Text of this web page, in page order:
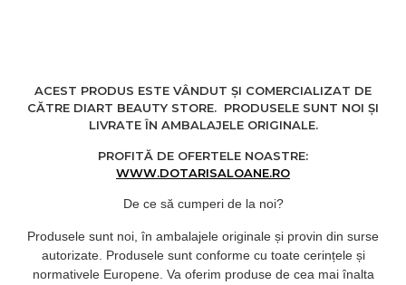
ACEST PRODUS ESTE VÂNDUT ȘI COMERCIALIZAT DE
CĂTRE DIART BEAUTY STORE. PRODUSELE SUNT NOI ȘI
LIVRATE ÎN AMBALAJELE ORIGINALE.
PROFITĂ DE OFERTELE NOASTRE:
WWW.DOTARISALOANE.RO
De ce să cumperi de la noi?
Produsele sunt noi, în ambalajele originale și provin din surse
autorizate. Produsele sunt conforme cu toate cerințele și
normativele Europene. Va oferim produse de cea mai înalta